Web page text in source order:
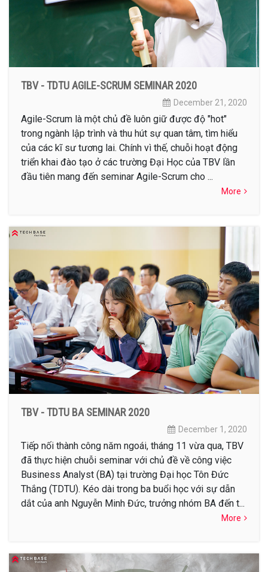
TBV - TDTU AGILE-SCRUM SEMINAR 2020
December 21, 2020
Agile-Scrum là một chủ đề luôn giữ được độ "hot"
trong ngành lập trình và thu hút sự quan tâm, tìm hiểu
của các kĩ sư tương lai. Chính vì thế, chuỗi hoạt động
triển khai đào tạo ở các trường Đại Học của TBV lần
đầu tiên mang đến seminar Agile-Scrum cho ...
More
TBV - TDTU BA SEMINAR 2020
December 1, 2020
Tiếp nối thành công năm ngoái, tháng 11 vừa qua, TBV
đã thực hiện chuỗi seminar với chủ đề về công việc
Business Analyst (BA) tại trường Đại học Tôn Đức
Thắng (TDTU). Kéo dài trong ba buổi học với sự dẫn
dắt của anh Nguyễn Minh Đức, trưởng nhóm BA đến t...
More